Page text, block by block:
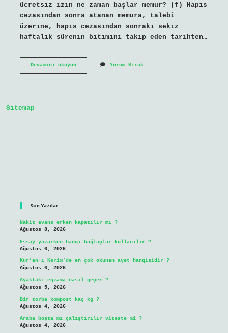
ücretsiz izin ne zaman başlar memur? (f) Hapis
cezasından sonra atanan memura, talebi
üzerine, hapis cezasından sonraki sekiz
haftalık sürenin bitimini takip eden tarihten…
Devamını okuyunÜcretsiz
Yorum Bırak
Sitemap
Son Yazılar
Nakit avans erken kapatılır mı ?
Ağustos 8, 2026
Essay yazarken hangi bağlaçlar kullanılır ?
Ağustos 6, 2026
Kur’an-ı Kerim’de en çok okunan ayet hangisidir ?
Ağustos 6, 2026
Ayaktaki egzama nasıl geçer ?
Ağustos 5, 2026
Bir torba kompost kaç kg ?
Ağustos 4, 2026
Araba boşta mı çalıştırılır viteste mi ?
Ağustos 4, 2026